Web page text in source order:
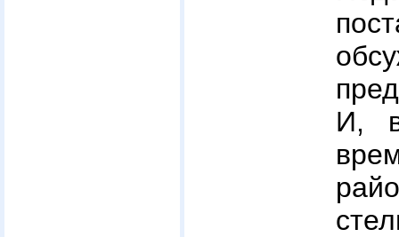
И,